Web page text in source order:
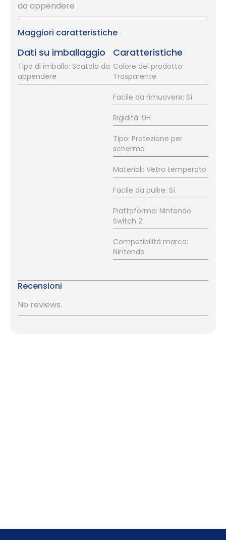
da appendere
Maggiori caratteristiche
Dati su imballaggio
Tipo di imballo: Scatola da
appendere
Caratteristiche
Colore del prodotto:
Trasparente
Facile da rimuovere: Sì
Rigidità: 9H
Tipo: Protezione per
schermo
Materiali: Vetro temperato
Facile da pulire: Sì
Piattaforma: Nintendo
Switch 2
Compatibilità marca:
Nintendo
Recensioni
No reviews.